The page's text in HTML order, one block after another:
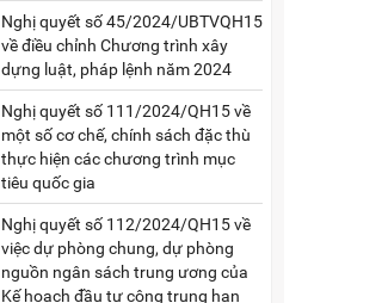
Nghị quyết số 45/2024/UBTVQH15
về điều chỉnh Chương trình xây
dựng luật, pháp lệnh năm 2024
Nghị quyết số 111/2024/QH15 về
một số cơ chế, chính sách đặc thù
thực hiện các chương trình mục
tiêu quốc gia
Nghị quyết số 112/2024/QH15 về
việc dự phòng chung, dự phòng
nguồn ngân sách trung ương của
Kế hoạch đầu tư công trung hạn